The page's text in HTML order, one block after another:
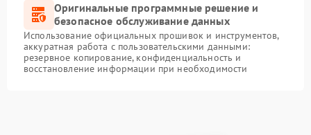
Оригинальные программные решение и
безопасное обслуживание данных
Использование официальных прошивок и инструментов,
аккуратная работа с пользовательскими данными:
резервное копирование, конфиденциальность и
восстановление информации при необходимости